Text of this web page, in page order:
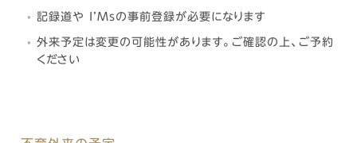
記録道や I’Msの事前登録が必要になります
外来予定は変更の可能性があります。ご確認の上、ご予約
ください